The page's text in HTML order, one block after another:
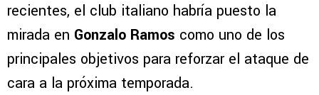
recientes, el club italiano habría puesto la
mirada en Gonzalo Ramos como uno de los
principales objetivos para reforzar el ataque de
cara a la próxima temporada.